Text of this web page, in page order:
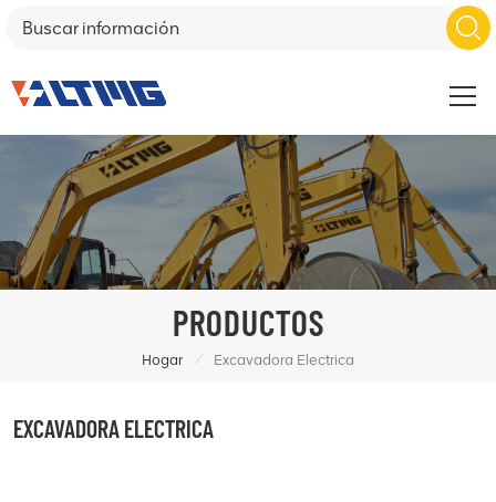
PRODUCTOS
Hogar / Excavadora Electrica
EXCAVADORA ELECTRICA